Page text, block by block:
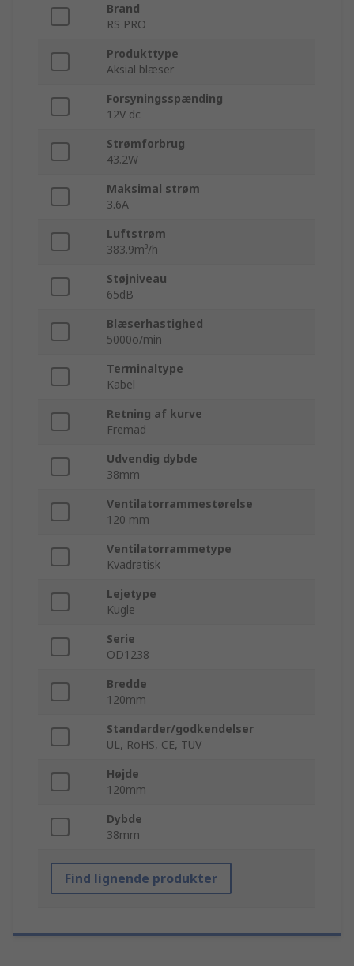
Brand
RS PRO
Produkttype
Aksial blæser
Forsyningsspænding
12V dc
Strømforbrug
43.2W
Maksimal strøm
3.6A
Luftstrøm
383.9m³/h
Støjniveau
65dB
Blæserhastighed
5000o/min
Terminaltype
Kabel
Retning af kurve
Fremad
Udvendig dybde
38mm
Ventilatorrammestørelse
120 mm
Ventilatorrammetype
Kvadratisk
Lejetype
Kugle
Serie
OD1238
Bredde
120mm
Standarder/godkendelser
UL, RoHS, CE, TUV
Højde
120mm
Dybde
38mm
Find lignende produkter